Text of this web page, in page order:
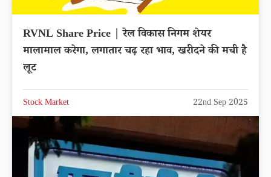
RVNL Share Price | रेल विकास निगम शेयर
मालामाल करेगा, लगातार चढ़ रहा भाव, खरीदने की मची है
लूट
Stock Market 22nd Sep 2025